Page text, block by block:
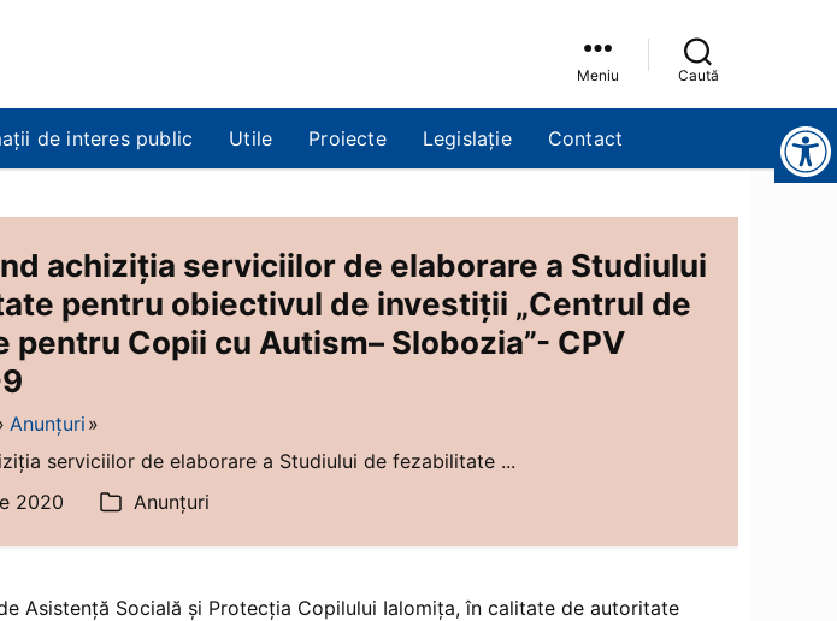
Meniu Caută
de interes public Utile Proiecte Legislație Contact
Instrumente pentru accesibilitate
achiziția serviciilor de elaborare a Studiului
pentru obiectivul de investiții „Centrul de
pentru Copii cu Autism– Slobozia”- CPV
Anunțuri
serviciilor de elaborare a Studiului de fezabilitate ...
2020 Categorii
Anunțuri
Asistență Socială și Protecția Copilului Ialomița, în calitate de autoritate